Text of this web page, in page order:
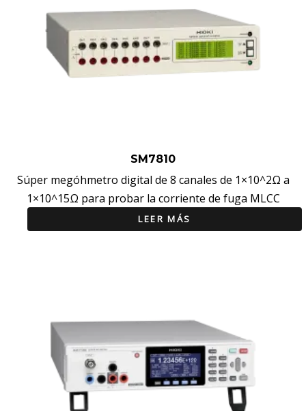
SM7810
Súper megóhmetro digital de 8 canales de 1×10^2Ω a
1×10^15Ω para probar la corriente de fuga MLCC
LEER MÁS